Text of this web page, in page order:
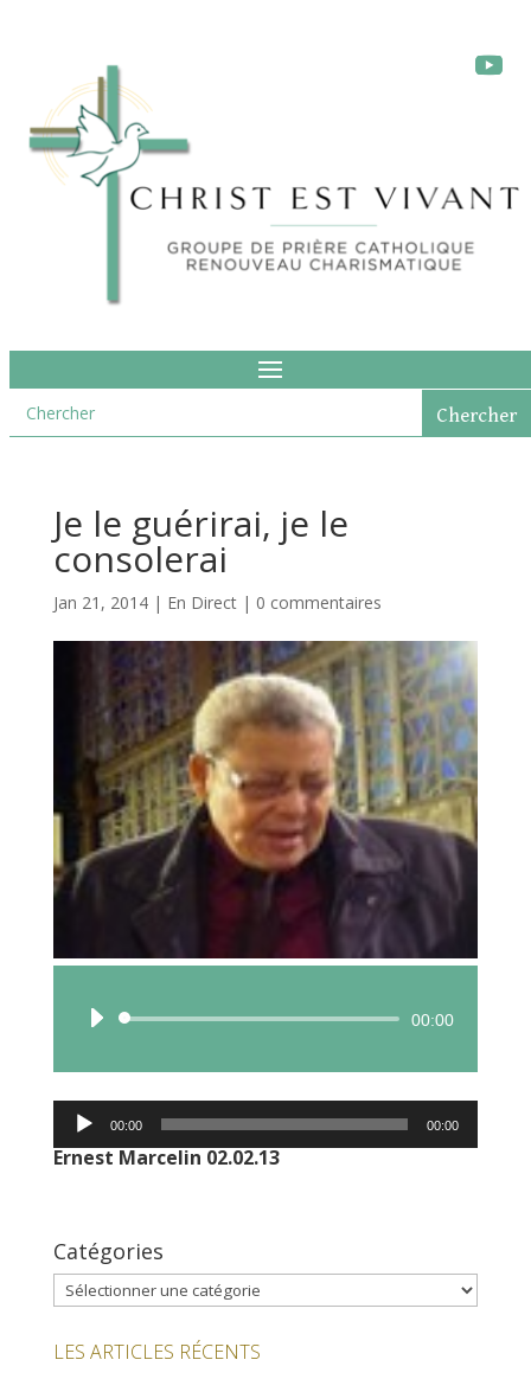
Je le guérirai, je le
consolerai
Jan 21, 2014| En Direct| 0 commentaires
Lecteur
00:00
Lecteur
00:00 00:00
Ernest Marcelin 02.02.13
Catégories
Catégories
LES ARTICLES RÉCENTS